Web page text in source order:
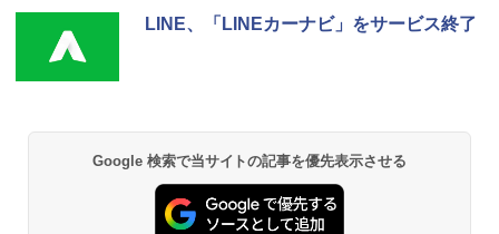
LINE、「LINEカーナビ」をサービス終了
Google 検索で当サイトの記事を優先表示させる